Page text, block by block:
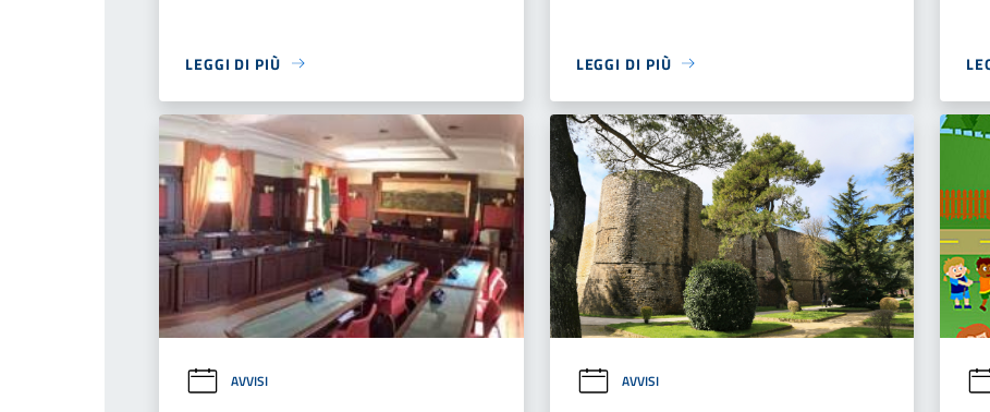
LEGGI DI PIÙ LEGGI DI PIÙ
AVVISI AVVISI